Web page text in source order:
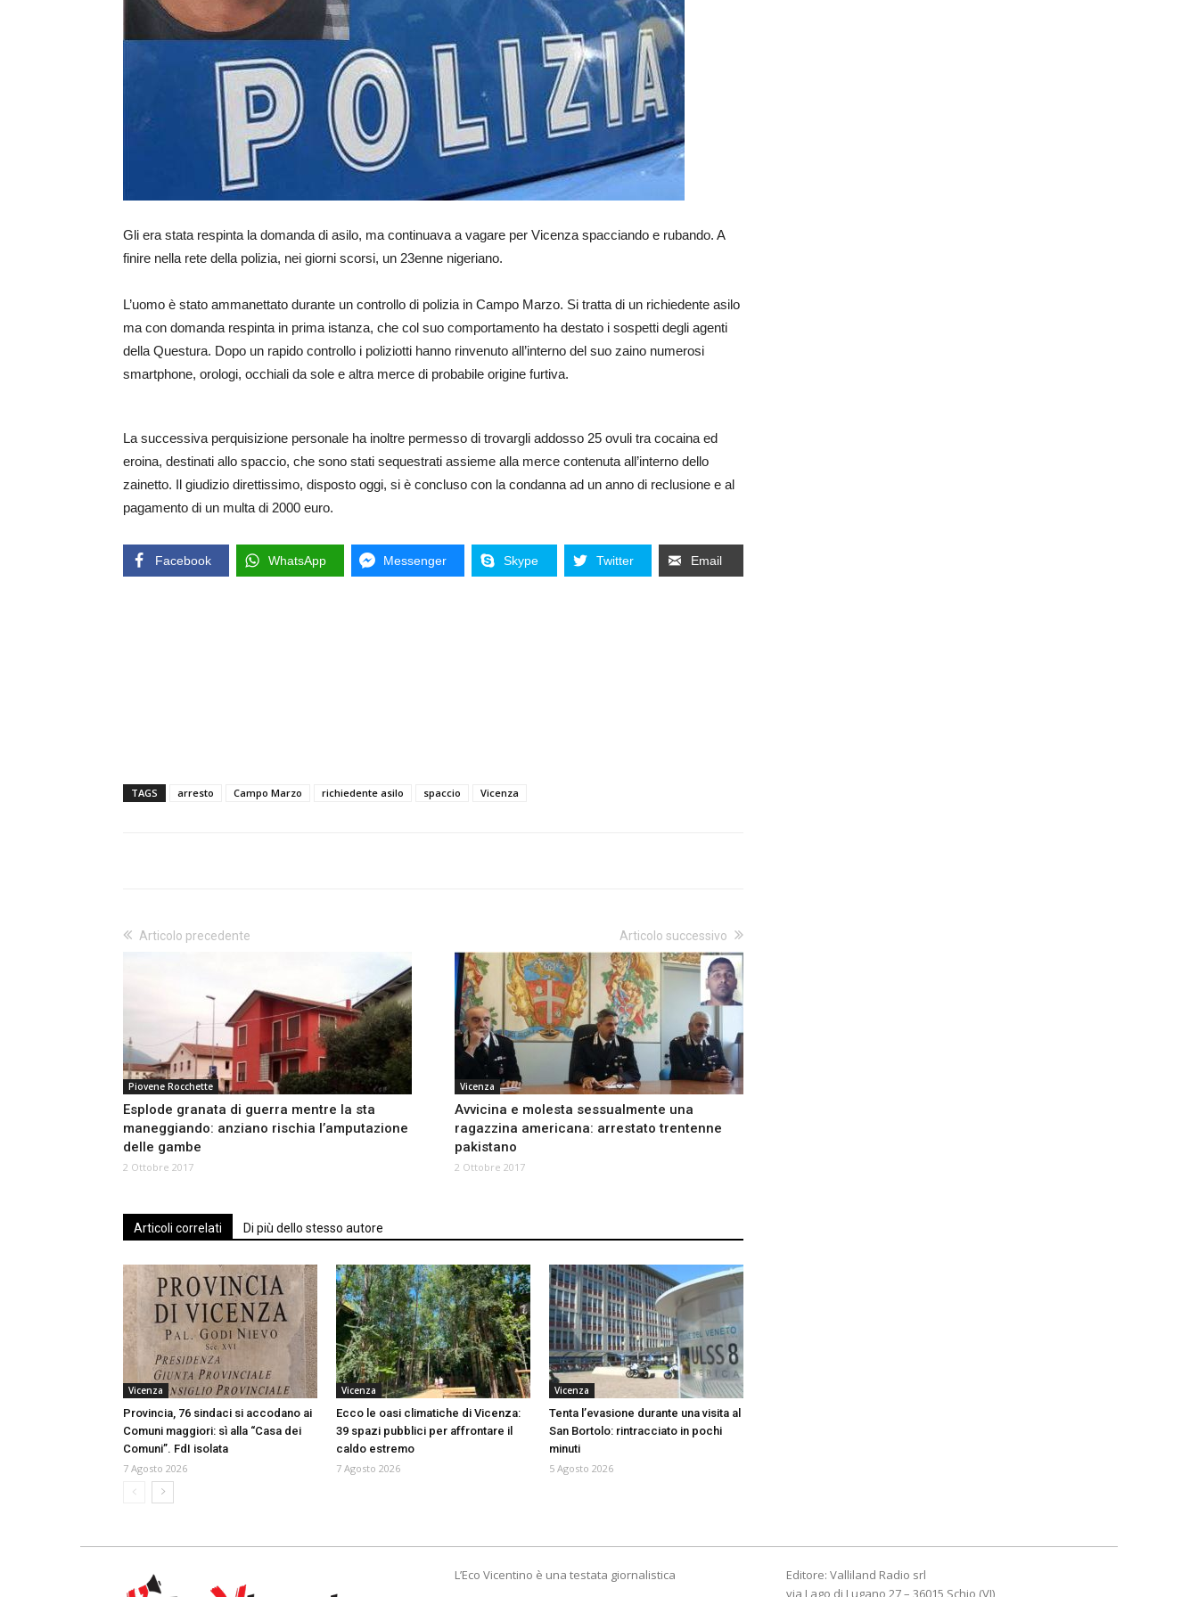
Gli era stata respinta la domanda di asilo, ma continuava a vagare per Vicenza spacciando e rubando. A
finire nella rete della polizia, nei giorni scorsi, un 23enne nigeriano.
L’uomo è stato ammanettato durante un controllo di polizia in Campo Marzo. Si tratta di un richiedente asilo
ma con domanda respinta in prima istanza, che col suo comportamento ha destato i sospetti degli agenti
della Questura. Dopo un rapido controllo i poliziotti hanno rinvenuto all’interno del suo zaino numerosi
smartphone, orologi, occhiali da sole e altra merce di probabile origine furtiva.
La successiva perquisizione personale ha inoltre permesso di trovargli addosso 25 ovuli tra cocaina ed
eroina, destinati allo spaccio, che sono stati sequestrati assieme alla merce contenuta all’interno dello
zainetto. Il giudizio direttissimo, disposto oggi, si è concluso con la condanna ad un anno di reclusione e al
pagamento di un multa di 2000 euro.
Facebook WhatsApp Messenger Skype Twitter Email
TAGS arresto Campo Marzo richiedente asilo spaccio Vicenza
Articolo precedente
Piovene Rocchette
Esplode granata di guerra mentre la sta
maneggiando: anziano rischia l’amputazione
delle gambe
2 Ottobre 2017
Articolo successivo
Vicenza
Avvicina e molesta sessualmente una
ragazzina americana: arrestato trentenne
pakistano
2 Ottobre 2017
Articoli correlati Di più dello stesso autore
Vicenza
Provincia, 76 sindaci si accodano ai
Comuni maggiori: sì alla “Casa dei
Comuni”. FdI isolata
7 Agosto 2026
Vicenza
Ecco le oasi climatiche di Vicenza:
39 spazi pubblici per affrontare il
caldo estremo
7 Agosto 2026
Vicenza
Tenta l’evasione durante una visita al
San Bortolo: rintracciato in pochi
minuti
5 Agosto 2026
L’Eco Vicentino è una testata giornalistica
Editore: Valliland Radio srl
via Lago di Lugano 27 – 36015 Schio (VI)